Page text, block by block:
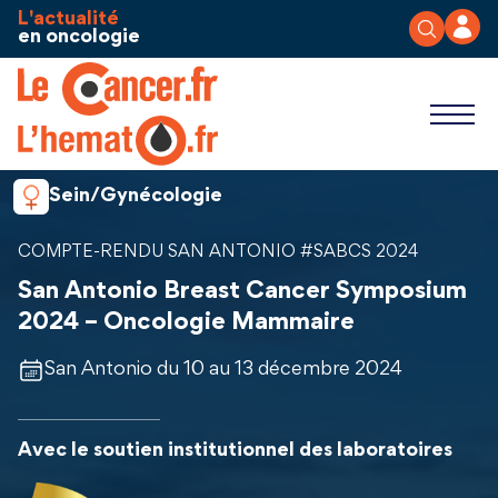
Aller au contenu
L'actualité
en oncologie
Sein/Gynécologie
COMPTE-RENDU SAN ANTONIO #SABCS 2024
San Antonio Breast Cancer Symposium
2024 – Oncologie Mammaire
San Antonio du 10 au 13 décembre 2024
Avec le soutien institutionnel des laboratoires
Panneau de gestion des cookies